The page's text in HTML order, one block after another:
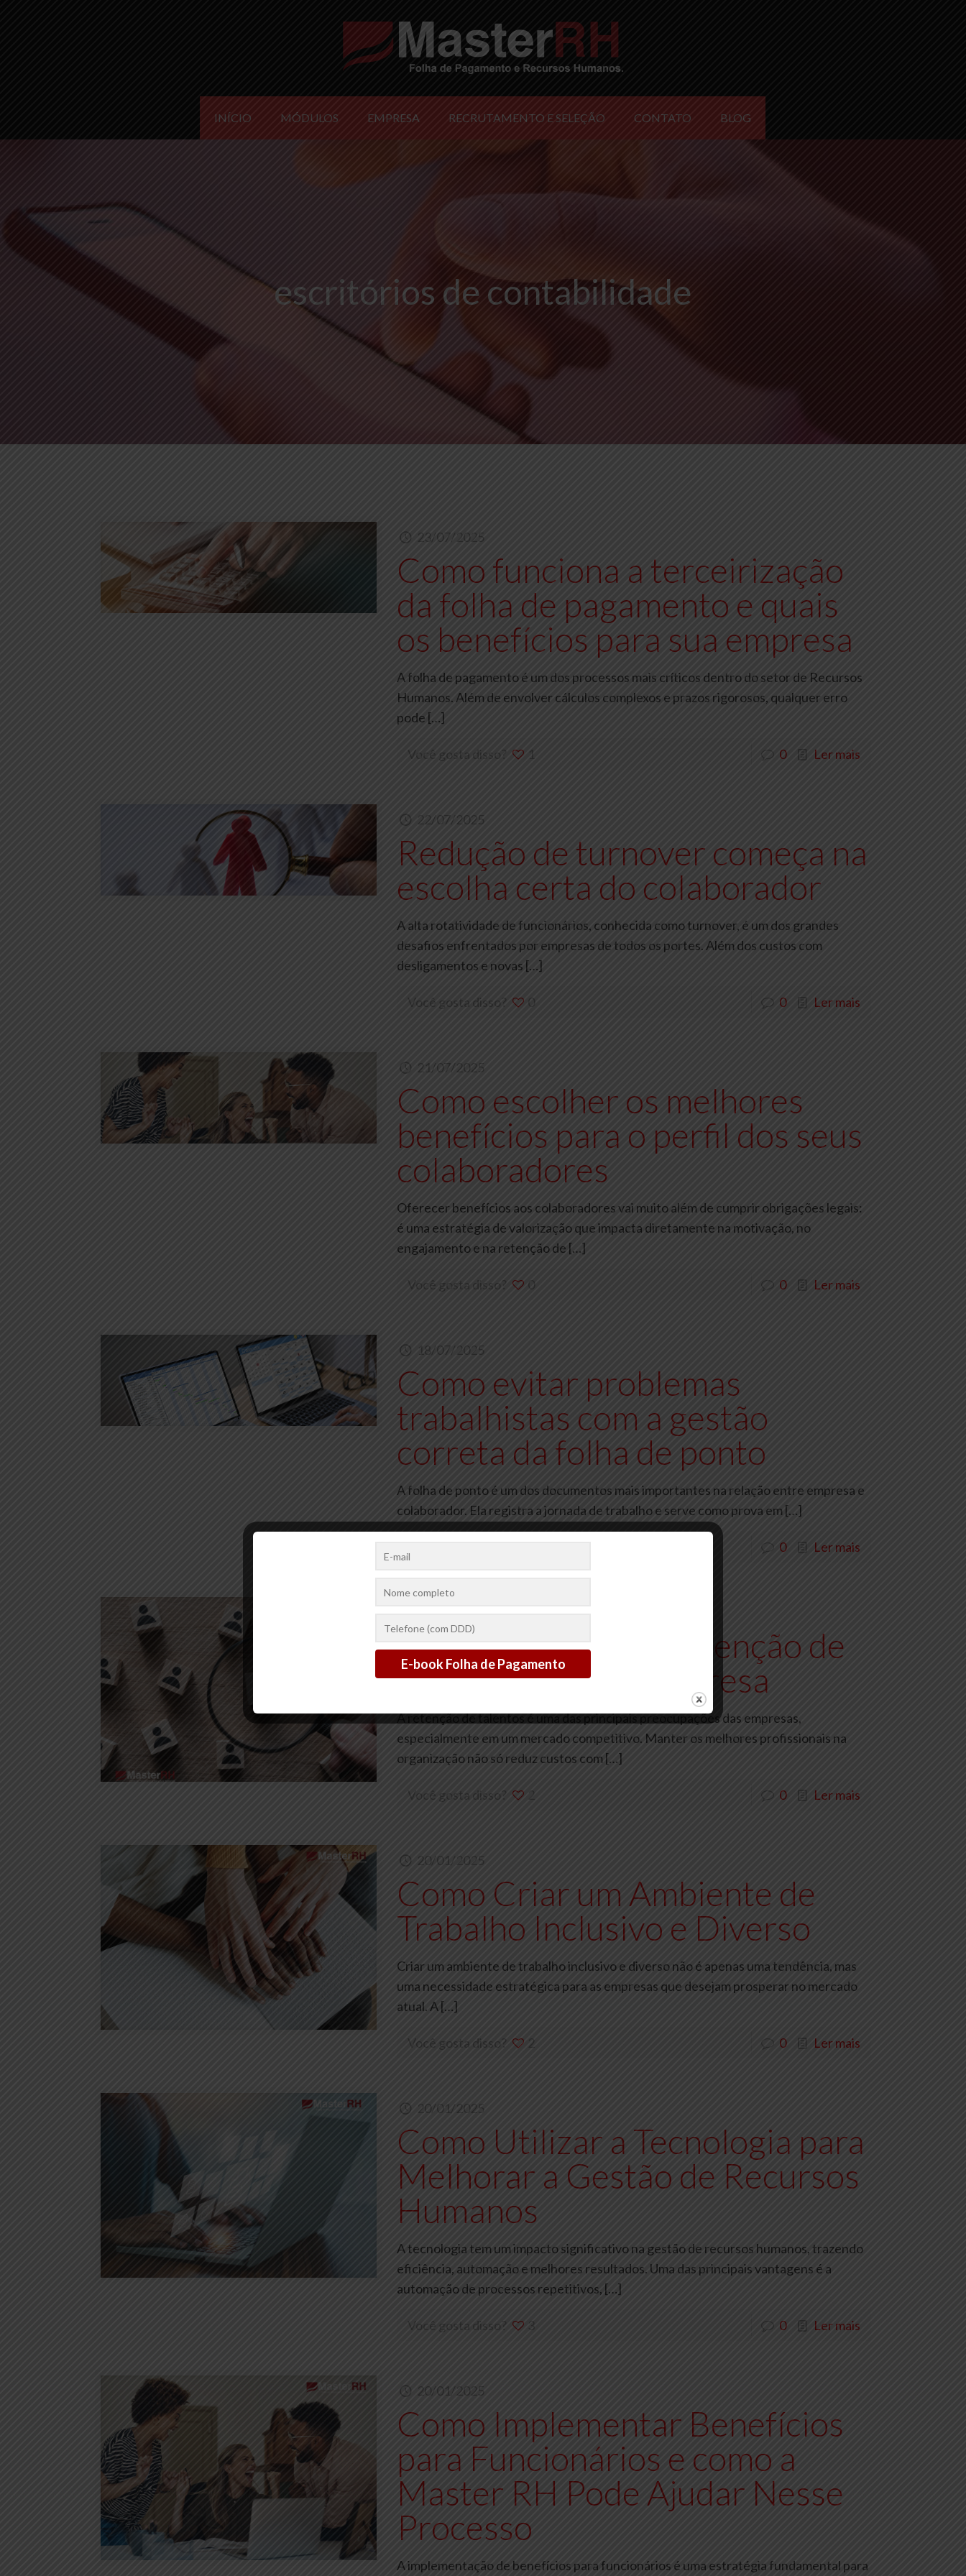
INÍCIO MÓDULOS EMPRESA RECRUTAMENTO E SELEÇÃO CONTATO BLOG
escritórios de contabilidade
23/07/2025
Como funciona a terceirização
da folha de pagamento e quais
os benefícios para sua empresa
A folha de pagamento é um dos processos mais críticos dentro do setor de Recursos
Humanos. Além de envolver cálculos complexos e prazos rigorosos, qualquer erro
pode […]
Você gosta disso? 1 0 Ler mais
22/07/2025
Redução de turnover começa na
escolha certa do colaborador
A alta rotatividade de funcionários, conhecida como turnover, é um dos grandes
desafios enfrentados por empresas de todos os portes. Além dos custos com
desligamentos e novas […]
Você gosta disso? 0 0 Ler mais
21/07/2025
Como escolher os melhores
benefícios para o perfil dos seus
colaboradores
Oferecer benefícios aos colaboradores vai muito além de cumprir obrigações legais:
é uma estratégia de valorização que impacta diretamente na motivação, no
engajamento e na retenção de […]
Você gosta disso? 0 0 Ler mais
18/07/2025
Como evitar problemas
trabalhistas com a gestão
correta da folha de ponto
A folha de ponto é um dos documentos mais importantes na relação entre empresa e
colaborador. Ela registra a jornada de trabalho e serve como prova em[…]
0 Ler mais
Como Melhorar a Retenção de
Talentos em Sua Empresa
A retenção de talentos é uma das principais preocupações das empresas,
especialmente em um mercado competitivo. Manter os melhores profissionais na
organização não só reduz custos com[…]
Você gosta disso? 2 0 Ler mais
20/01/2025
Como Criar um Ambiente de
Trabalho Inclusivo e Diverso
Criar um ambiente de trabalho inclusivo e diverso não é apenas uma tendência, mas
uma necessidade estratégica para as empresas que desejam prosperar no mercado
atual. A[…]
Você gosta disso? 2 0 Ler mais
20/01/2025
Como Utilizar a Tecnologia para
Melhorar a Gestão de Recursos
Humanos
A tecnologia tem um impacto significativo na gestão de recursos humanos, trazendo
eficiência, automação e melhores resultados. Uma das principais vantagens é a
automação de processos repetitivos, […]
Você gosta disso? 3 0 Ler mais
20/01/2025
Como Implementar Benefícios
para Funcionários e como a
Master RH Pode Ajudar Nesse
Processo
A implementação de benefícios para funcionários é uma estratégia fundamental para